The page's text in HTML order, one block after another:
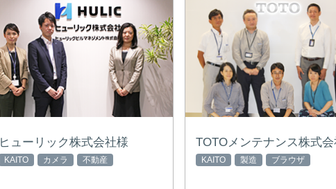
ヒューリック株式会社様
KAITO カメラ 不動産
TOTOメンテナンス株式
KAITO 製造 ブラウザ